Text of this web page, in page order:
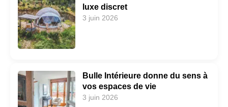
luxe discret
3 juin 2026
Bulle Intérieure donne du sens à
vos espaces de vie
3 juin 2026